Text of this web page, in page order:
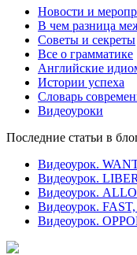
Новости и
В чем разница
Советы и секреты
Все о грамматике
Английские
Истории успеха
Словарь
Видеоуроки
Последние статьи в
Видеоурок.
Видеоурок.
Видеоурок.
Видеоурок.
Видеоурок.